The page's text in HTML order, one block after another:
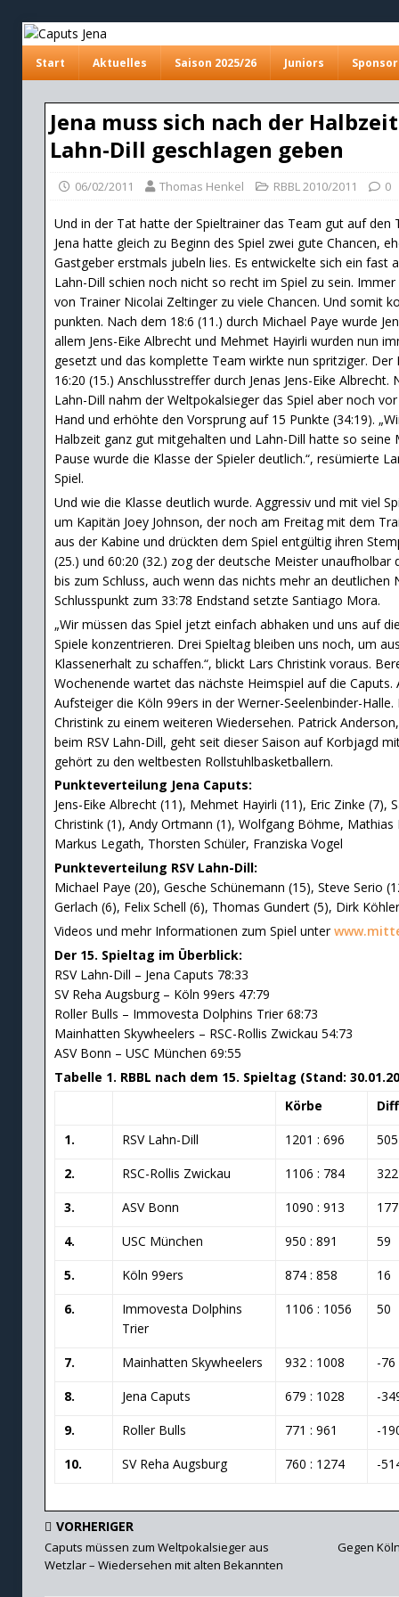
Start Aktuelles Saison 2025/26 Juniors
Jena muss sich nach der Halbzeit
Lahn-Dill geschlagen geben
06/02/2011 Thomas Henkel RBBL 2010/2011 0
Und in der Tat hatte der Spieltrainer das Team gut auf den
Jena hatte gleich zu Beginn des Spiel zwei gute Chancen,
Gastgeber erstmals jubeln lies. Es entwickelte sich ein fast
Lahn-Dill schien noch nicht so recht im Spiel zu sein.
von Trainer Nicolai Zeltinger zu viele Chancen. Und somit
punkten. Nach dem 18:6 (11.) durch Michael Paye wurde
allem Jens-Eike Albrecht und Mehmet Hayirli wurden nun
gesetzt und das komplette Team wirkte nun spritziger. Der
16:20 (15.) Anschlusstreffer durch Jenas Jens-Eike Albrecht.
Lahn-Dill nahm der Weltpokalsieger das Spiel aber noch
Hand und erhöhte den Vorsprung auf 15 Punkte (34:19).
Halbzeit ganz gut mitgehalten und Lahn-Dill hatte so seine
Pause wurde die Klasse der Spieler deutlich.“, resümierte
Spiel.
Und wie die Klasse deutlich wurde. Aggressiv und mit viel
um Kapitän Joey Johnson, der noch am Freitag mit dem
aus der Kabine und drückten dem Spiel entgültig ihren
(25.) und 60:20 (32.) zog der deutsche Meister unaufholbar
bis zum Schluss, auch wenn das nichts mehr an deutlichen
Schlusspunkt zum 33:78 Endstand setzte Santiago Mora.
„Wir müssen das Spiel jetzt einfach abhaken und uns auf
Spiele konzentrieren. Drei Spieltag bleiben uns noch, um
Klassenerhalt zu schaffen.“, blickt Lars Christink voraus.
Wochenende wartet das nächste Heimspiel auf die
Aufsteiger die Köln 99ers in der Werner-Seelenbinder-
Christink zu einem weiteren Wiedersehen. Patrick
beim RSV Lahn-Dill, geht seit dieser Saison auf Korbjagd
gehört zu den weltbesten Rollstuhlbasketballern.
Punkteverteilung Jena Caputs:
Jens-Eike Albrecht (11), Mehmet Hayirli (11), Eric Zinke (7),
Christink (1), Andy Ortmann (1), Wolfgang Böhme,
Markus Legath, Thorsten Schüler, Franziska Vogel
Punkteverteilung RSV Lahn-Dill:
Michael Paye (20), Gesche Schünemann (15), Steve Serio
Gerlach (6), Felix Schell (6), Thomas Gundert (5), Dirk
Videos und mehr Informationen zum Spiel unter
Der 15. Spieltag im Überblick:
RSV Lahn-Dill – Jena Caputs 78:33
SV Reha Augsburg – Köln 99ers 47:79
Roller Bulls – Immovesta Dolphins Trier 68:73
Mainhatten Skywheelers – RSC-Rollis Zwickau 54:73
ASV Bonn – USC München 69:55
Tabelle 1. RBBL nach dem 15. Spieltag (Stand:
Körbe
1.
RSV Lahn-Dill 1201 : 696
505
2.
RSC-Rollis Zwickau 1106 : 784
322
3.
ASV Bonn 1090 : 913
177
4.
USC München 950 : 891
59
5.
Köln 99ers 874 : 858
16
6.
Immovesta Dolphins
Trier
1106 : 1056 50
7. Mainhatten Skywheelers 932 : 1008
-76
8.
Jena Caputs 679 : 1028
-
9.
Roller Bulls 771 : 961
-
10.
SV Reha Augsburg 760 : 1274 -
VORHERIGER
Caputs müssen zum Weltpokalsieger aus
Wetzlar – Wiedersehen mit alten Bekannten
Gegen